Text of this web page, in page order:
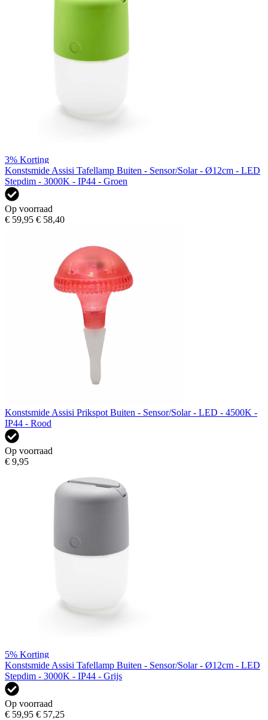
3% Korting
Konstsmide Assisi Tafellamp Buiten - Sensor/Solar - Ø12cm - LED
Stepdim - 3000K - IP44 - Groen
Op voorraad
€ 59,95 € 58,40
Konstsmide Assisi Prikspot Buiten - Sensor/Solar - LED - 4500K -
IP44 - Rood
Op voorraad
€ 9,95
5% Korting
Konstsmide Assisi Tafellamp Buiten - Sensor/Solar - Ø12cm - LED
Stepdim - 3000K - IP44 - Grijs
Op voorraad
€ 59,95 € 57,25